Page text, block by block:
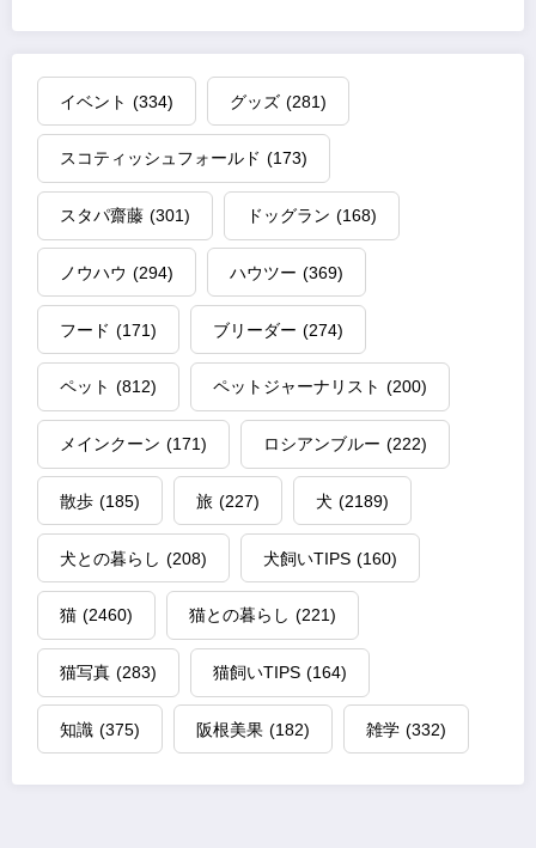
イベント (334) グッズ (281)
スコティッシュフォールド (173)
スタパ齋藤 (301) ドッグラン (168)
ノウハウ (294) ハウツー (369)
フード (171) ブリーダー (274)
ペット (812) ペットジャーナリスト (200)
メインクーン (171) ロシアンブルー (222)
散歩 (185) 旅 (227) 犬 (2189)
犬との暮らし (208) 犬飼いTIPS (160)
猫 (2460) 猫との暮らし (221)
猫写真 (283) 猫飼いTIPS (164)
知識 (375) 阪根美果 (182) 雑学 (332)